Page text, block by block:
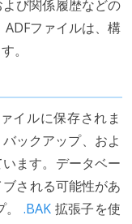
び関係履歴などの
ファイルは、構
。
イルに保存されま
ックアップ、およ
ます。データベー
される可能性があ
。.BAK 拡張子を使